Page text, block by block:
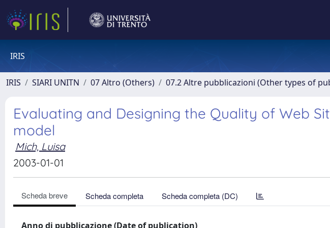
IRIS
IRIS SIARI UNITN 07 Altro (Others) 07.2 Altre pubblicazioni (Other types of
Evaluating and Designing the Quality of Web
model
Mich, Luisa
2003-01-01
Scheda breve Scheda completa Scheda completa (DC)
Anno di pubblicazione (Date of publication)